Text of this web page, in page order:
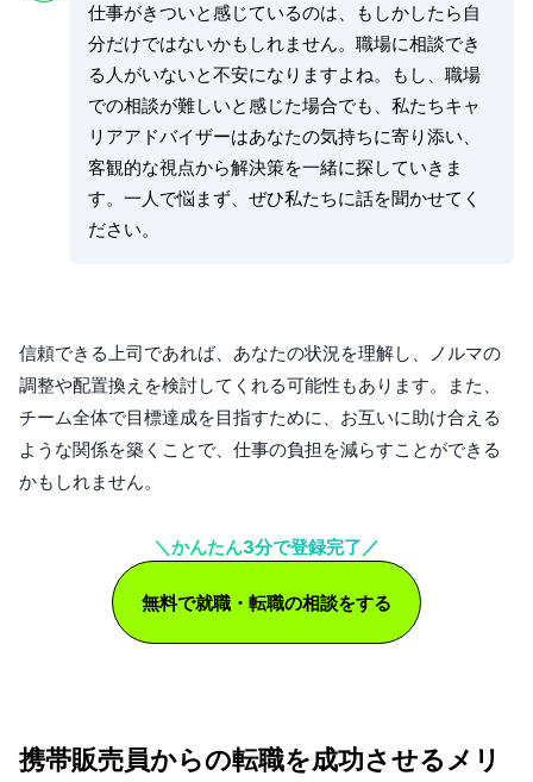
仕事がきついと感じているのは、もしかしたら自
分だけではないかもしれません。職場に相談でき
る人がいないと不安になりますよね。もし、職場
での相談が難しいと感じた場合でも、私たちキャ
リアアドバイザーはあなたの気持ちに寄り添い、
客観的な視点から解決策を一緒に探していきま
す。一人で悩まず、ぜひ私たちに話を聞かせてく
ださい。
信頼できる上司であれば、あなたの状況を理解し、ノルマの
調整や配置換えを検討してくれる可能性もあります。また、
チーム全体で目標達成を目指すために、お互いに助け合える
ような関係を築くことで、仕事の負担を減らすことができる
かもしれません。
＼かんたん3分で登録完了／
無料で就職・転職の相談をする
携帯販売員からの転職を成功させるメリ